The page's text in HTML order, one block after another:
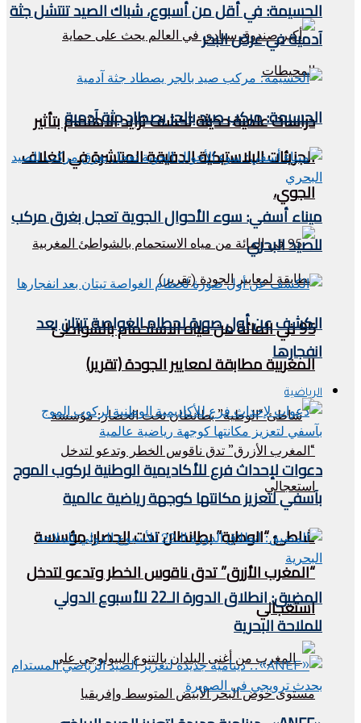
دراسات علمية حديثة تكشف تزايد الاهتمام بتأثير
الجزيئات البلاستيكية الدقيقة المنتشرة في الغلاف
الجوي،
95 في المائة من مياه الاستحمام بالشواطئ
المغربية مطابقة لمعايير الجودة (تقرير)
شاطئ “الوطية” بطانطان تحت الحصار: مؤسسة
“المغرب الأزرق” تدق ناقوس الخطر وتدعو لتدخل
استعجالي
الحسيمة: في أقل من أسبوع، شباك الصيد تنتشل جثة
آدمية في عرض البحر
الحسيمة: مركب صيد بالجر يصطاد جثة آدمية
ميناء أسفي: سوء الأحوال الجوية تعجل بغرق مركب
للصيد البحري
الكشف عن أول صورة لحطام الغواصة تيتان بعد
انفجارها
الرياضية
دعوات لإحداث فرع للأكاديمية الوطنية لركوب الموج
بآسفي لتعزيز مكانتها كوجهة رياضية عالمية
المضيق: انطلاق الدورة الـ22 للأسبوع الدولي
للملاحة البحرية